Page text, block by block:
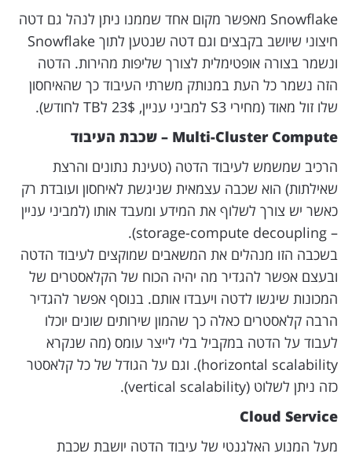
Snowflake מאפשר מקום אחד שממנו ניתן לנהל גם דטה
חיצוני שיושב בקבצים וגם דטה שנטען לתוך Snowflake
ונשמר בצורה אופטימלית לצורך שליפות מהירות. הדטה
הזה נשמר כל העת במנותק משרתי העיבוד כך שהאיחסון
שלו זול מאוד (מחירי S3 למביני עניין, 23$ לTB לחודש).
Multi-Cluster Compute – שכבת העיבוד
הרכיב שמשמש לעיבוד הדטה (טעינת נתונים והרצת
שאילתות) הוא שכבה עצמאית שניגשת לאיחסון ועובדת רק
כאשר יש צורך לשלוף את המידע ומעבד אותו (למביני עניין
– storage-compute decoupling).
בשכבה הזו מנהלים את המשאבים שמוקצים לעיבוד הדטה
ובעצם אפשר להגדיר מה יהיה הכוח של הקלאסטרים של
המכונות שיגשו לדטה ויעבדו אותם. בנוסף אפשר להגדיר
הרבה קלאסטרים כאלה כך שהמון שירותים שונים יוכלו
לעבוד על הדטה במקביל בלי לייצר עומס (מה שנקרא
horizontal scalability). וגם על הגודל של כל קלאסטר
כזה ניתן לשלוט (vertical scalability).
Cloud Service
מעל המנוע האלגנטי של עיבוד הדטה יושבת שכבת